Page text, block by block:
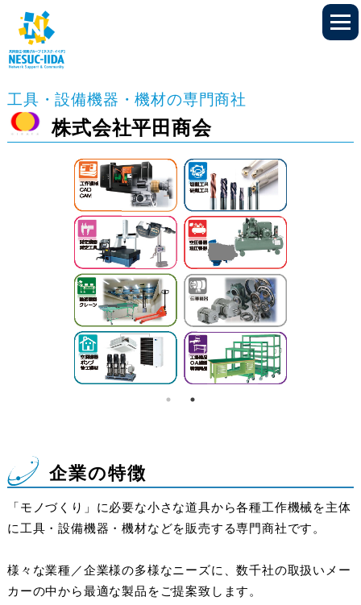
工具・設備機器・機材の専門商社
株式会社平田商会
企業の特徴
「モノづくり」に必要な小さな道具から各種工作機械を主体
に工具・設備機器・機材などを販売する専門商社です。
様々な業種／企業様の多様なニーズに、数千社の取扱いメー
カーの中から最適な製品をご提案致します。